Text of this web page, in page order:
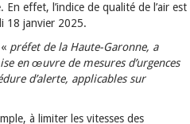
effet, l’indice de qualité de l’air est
18 janvier 2025.
préfet de la Haute-Garonne, a
en œuvre de mesures d’urgences
d’alerte, applicables sur
à limiter les vitesses des